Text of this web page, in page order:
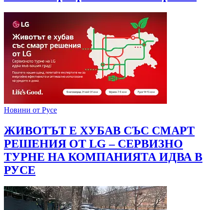
Новини от Русе
ЖИВОТЪТ Е ХУБАВ СЪС СМАРТ
РЕШЕНИЯ ОТ LG – СЕРВИЗНО
ТУРНЕ НА КОМПАНИЯТА ИДВА В
РУСЕ